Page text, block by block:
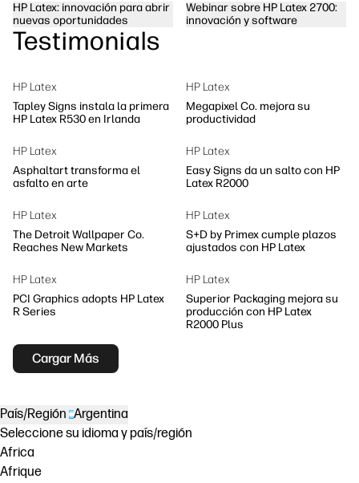
HP Latex: innovación para abrir
nuevas oportunidades
Webinar sobre HP Latex 2700:
innovación y software
Testimonials
HP Latex
Tapley Signs instala la primera
HP Latex R530 en Irlanda
HP Latex
Megapixel Co. mejora su
productividad
HP Latex
Asphaltart transforma el
asfalto en arte
HP Latex
Easy Signs da un salto con HP
Latex R2000
HP Latex
The Detroit Wallpaper Co.
Reaches New Markets
HP Latex
S+D by Primex cumple plazos
ajustados con HP Latex
HP Latex
PCI Graphics adopts HP Latex
R Series
HP Latex
Superior Packaging mejora su
producción con HP Latex
R2000 Plus
Cargar Más
País/Región Argentina
Seleccione su idioma y país/región
Africa
Afrique